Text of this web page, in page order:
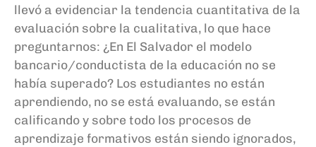
llevó a evidenciar la tendencia cuantitativa de la
evaluación sobre la cualitativa, lo que hace
preguntarnos: ¿En El Salvador el modelo
bancario/conductista de la educación no se
había superado? Los estudiantes no están
aprendiendo, no se está evaluando, se están
calificandoy sobre todo los procesos de
aprendizaje formativos están siendo ignorados,